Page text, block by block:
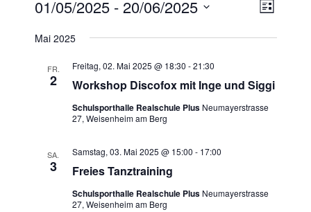
Veranstaltungen
A
c
h
N
V
r
s
t
n
L
s
01/05/2025 - 20/06/2025
a
Mai 2025
FR.
2 Workshop Discofox mit Inge und Siggi
Freitag, 02. Mai 2025 @ 18:30 -21:30
Schulsporthalle Realschule Plus Neumayerstrasse
27, Weisenheim am Berg
SA.
3 Freies Tanztraining
Samstag, 03. Mai 2025 @ 15:00 - 17:00
Schulsporthalle Realschule Plus Neumayerstrasse
27, Weisenheim am Berg